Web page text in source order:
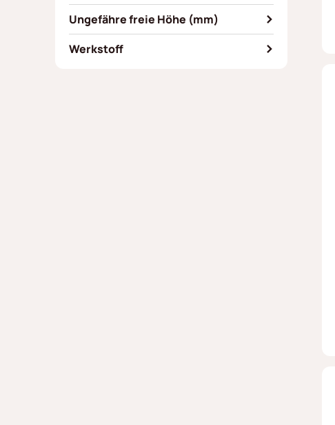
2.6 x 0.45
Ungefähre freie Höhe (mm)
Werkstoff